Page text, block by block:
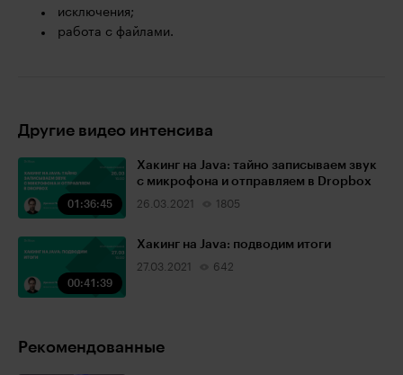
исключения;
работа с файлами.
Другие видео интенсива
01:36:45
Хакинг на Java: тайно записываем звук
с микрофона и отправляем в Dropbox
26.03.2021 1805
00:41:39
Хакинг на Java: подводим итоги
27.03.2021 642
Рекомендованные